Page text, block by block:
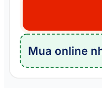
chó
Poodle
nâu
Mua online